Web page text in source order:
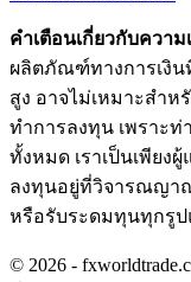
คำเตือนเกี่ยวกับความ
ผลิตภัณฑ์ทางการเงิน
สูง อาจไม่เหมาะสำ
ทำการลงทุน เพราะท่
ทั้งหมด เราเป็นเพียง
ลงทุนอยู่ที่วิจารณญาณ
หรือรับระดมทุนทุกรูป
© 2026 -